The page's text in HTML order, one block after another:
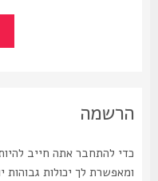
הרשמה
כדי להתחבר אתה חייב להיות
ומאפשרת לך יכולות גבוהות